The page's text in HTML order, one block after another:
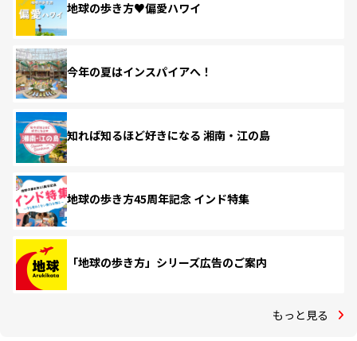
地球の歩き方♥偏愛ハワイ
今年の夏はインスパイアへ！
知れば知るほど好きになる 湘南・江の島
地球の歩き方45周年記念 インド特集
「地球の歩き方」シリーズ広告のご案内
もっと見る